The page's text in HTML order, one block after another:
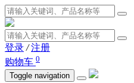
登录 / 注册
购物车 0
Toggle navigation